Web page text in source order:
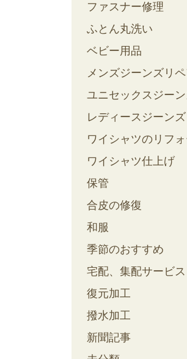
ファスナー修理
ふとん丸洗い
ベビー用品
メンズジーンズリ
ユニセックスジー
レディースジーン
ワイシャツのリフ
ワイシャツ仕上げ
保管
合皮の修復
和服
季節のおすすめ
宅配、集配サービス
復元加工
撥水加工
新聞記事